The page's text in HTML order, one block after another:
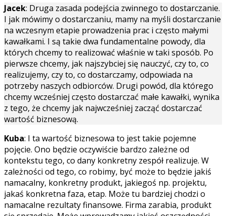
Jacek: Druga zasada podejścia zwinnego to dostarczanie.
I jak mówimy o dostarczaniu, mamy na myśli dostarczanie
na wczesnym etapie prowadzenia prac i często małymi
kawałkami. I są takie dwa fundamentalne powody, dla
których chcemy to realizować właśnie w taki sposób. Po
pierwsze chcemy, jak najszybciej się nauczyć, czy to, co
realizujemy, czy to, co dostarczamy, odpowiada na
potrzeby naszych odbiorców. Drugi powód, dla którego
chcemy wcześniej często dostarczać małe kawałki, wynika
z tego, że chcemy jak najwcześniej zacząć dostarczać
wartość biznesową.
Kuba: I ta wartość biznesowa to jest takie pojemne
pojęcie. Ono będzie oczywiście bardzo zależne od
kontekstu tego, co dany konkretny zespół realizuje. W
zależności od tego, co robimy, być może to będzie jakiś
namacalny, konkretny produkt, jakiegoś np. projektu,
jakaś konkretna faza, etap. Może tu bardziej chodzi o
namacalne rezultaty finansowe. Firma zarabia, produkt